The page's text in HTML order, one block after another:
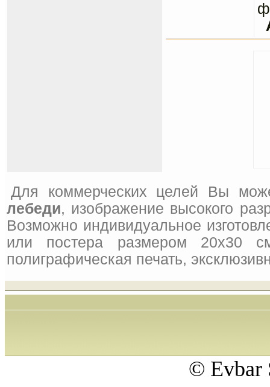
Для коммерческих целей Вы
лебеди, изображение высокого
Возможно индивидуальное
или постера размером 20x30
полиграфическая печать,
© Evbar